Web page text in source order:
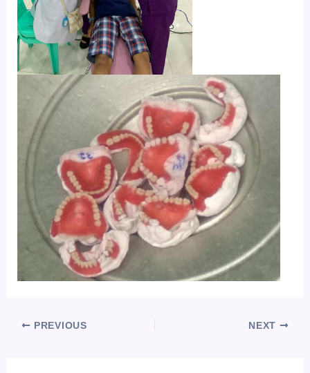
PREVIOUS NEXT